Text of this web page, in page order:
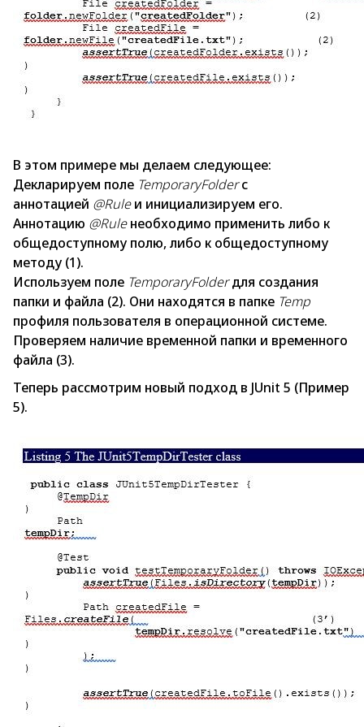
В этом примере мы делаем следующее:
Декларируем поле TemporaryFolderс
аннотацией @Ruleи инициализируем его.
Аннотацию @Ruleнеобходимо применить либо к
общедоступному полю, либо к общедоступному
методу (1).
Используем поле TemporaryFolderдля создания
папки и файла (2). Они находятся в папке Temp
профиля пользователя в операционной системе.
Проверяем наличие временной папки и временного
файла (3).
Теперь рассмотрим новый подход в JUnit 5 (Пример
5).